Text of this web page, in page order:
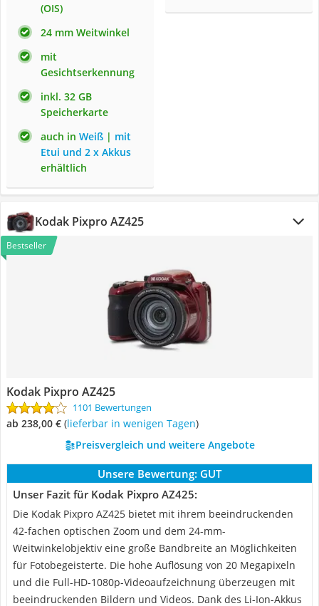
(OIS)
24 mm Weitwinkel
mit
Gesichtserkennung
inkl. 32 GB
Speicherkarte
auch in Weiß | mit
Etui und 2 x Akkus
erhältlich
Kodak Pixpro AZ425
Bestseller
Kodak Pixpro AZ425
1101 Bewertungen
ab 238,00 € ( Lieferbar in wenigen Tagen)
Preisvergleich und weitere Angebote
Unsere Bewertung: GUT
Unser Fazit für Kodak Pixpro AZ425:
Die Kodak Pixpro AZ425 bietet mit ihrem beeindruckenden
42-fachen optischen Zoom und dem 24-mm-
Weitwinkelobjektiv eine große Bandbreite an Möglichkeiten
für Fotobegeisterte. Die hohe Auflösung von 20 Megapixeln
und die Full-HD-1080p-Videoaufzeichnung überzeugen mit
beeindruckenden Bildern und Videos. Dank des Li-Ion-Akkus